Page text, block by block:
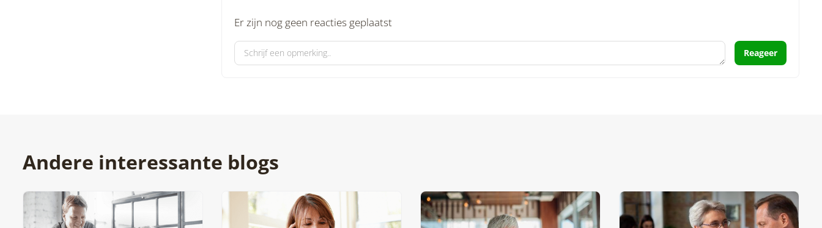
Er zijn nog geen reacties geplaatst
Reageer
Andere interessante blogs